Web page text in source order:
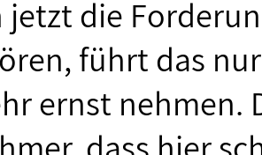
jetzt die
führt das
ernst nehmen.